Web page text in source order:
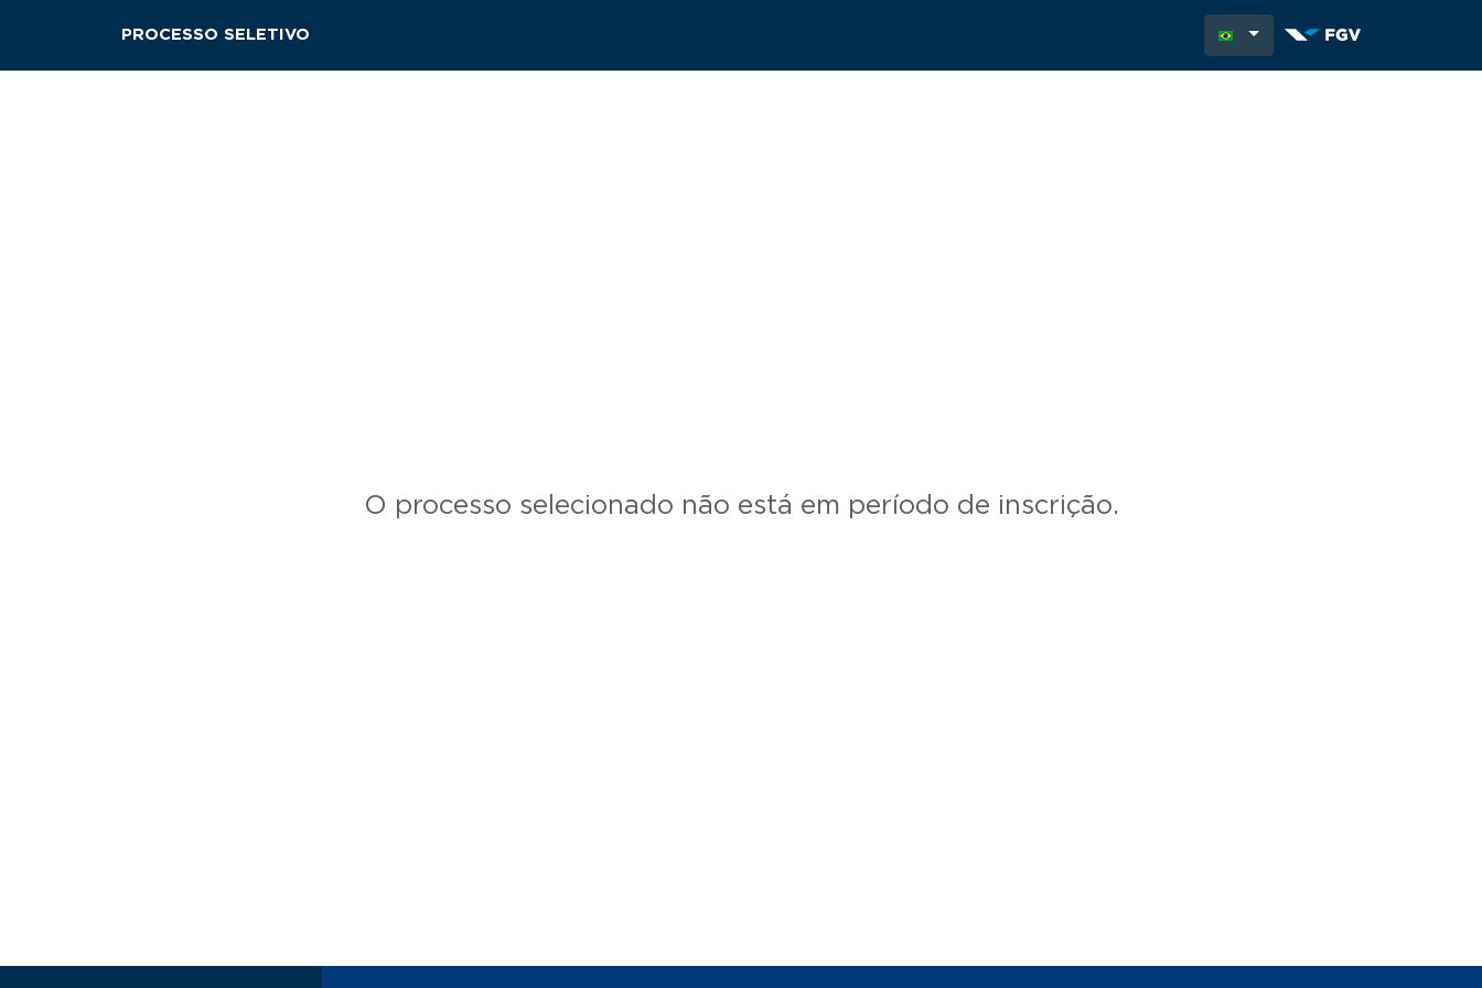
PROCESSO SELETIVO
O processo selecionado não está em período de inscrição.